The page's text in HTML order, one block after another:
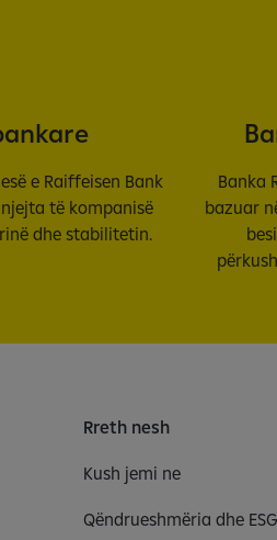
e Raiffeisen Bank
të kompanisë
dhe stabilitetin.
Banka
bazuar
Rreth nesh
Kush jemi ne
Qëndrueshmëria dhe ESG